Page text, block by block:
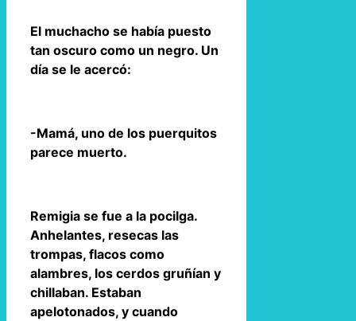
El muchacho se había puesto
tan oscuro como un negro. Un
día se le acercó:
-Mamá, uno de los puerquitos
parece muerto.
Remigia se fue a la pocilga.
Anhelantes, resecas las
trompas, flacos como
alambres, los cerdos gruñían y
chillaban. Estaban
apelotonados, y cuando